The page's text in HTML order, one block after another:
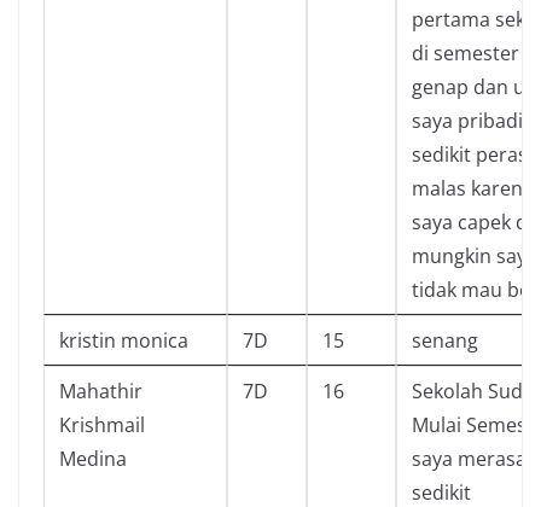
pertama
di semester
genap dan
saya pribadi
sedikit
malas karena
saya capek
mungkin saya
tidak mau
kristin monica
7D 15
senang
Mahathir
Krishmail
Medina
7D 16
Sekolah
Mulai
saya merasa
sedikit